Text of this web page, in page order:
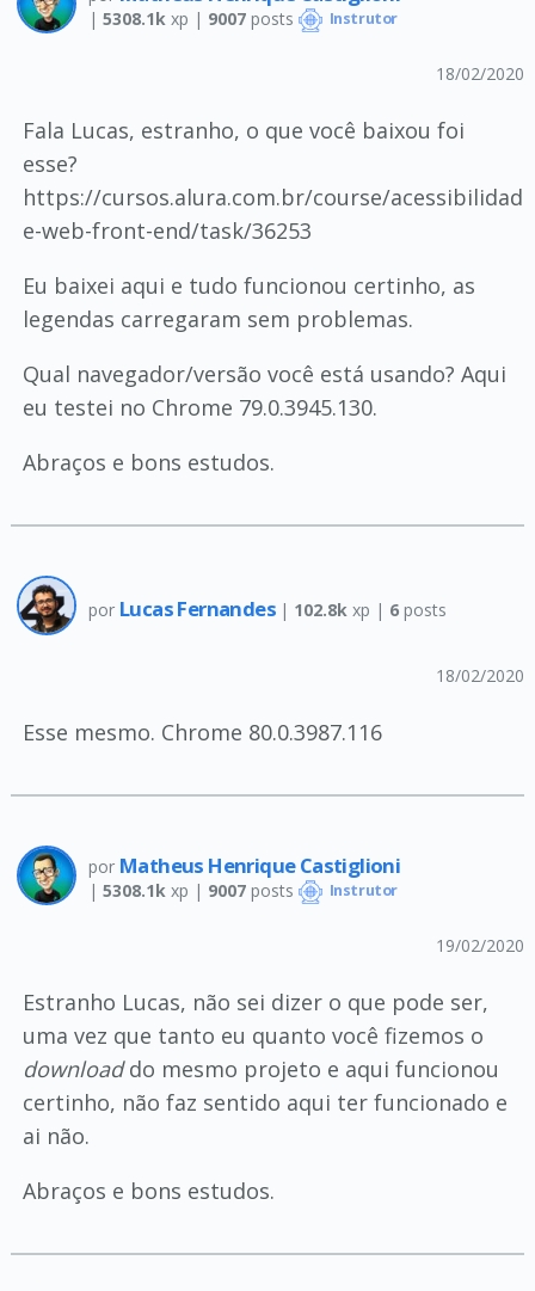
| 5308.1k xp | 9007posts Instrutor
18/02/2020
Fala Lucas, estranho, o que você baixou foi
esse?
https://cursos.alura.com.br/course/acessibilidad
e-web-front-end/task/36253
Eu baixei aqui e tudo funcionou certinho, as
legendas carregaram sem problemas.
Qual navegador/versão você está usando? Aqui
eu testei no Chrome 79.0.3945.130.
Abraços e bons estudos.
por Lucas Fernandes | 102.8k xp | 6 posts
18/02/2020
Esse mesmo. Chrome 80.0.3987.116
por Matheus Henrique Castiglioni
| 5308.1k xp | 9007posts Instrutor
19/02/2020
Estranho Lucas, não sei dizer o que pode ser,
uma vez que tanto eu quanto você fizemos o
downloaddo mesmo projeto e aqui funcionou
certinho, não faz sentido aqui ter funcionado e
ai não.
Abraços e bons estudos.